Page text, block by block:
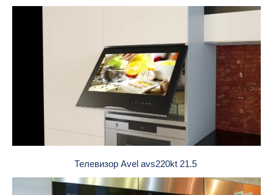
Телевизор Avel avs220kt 21.5